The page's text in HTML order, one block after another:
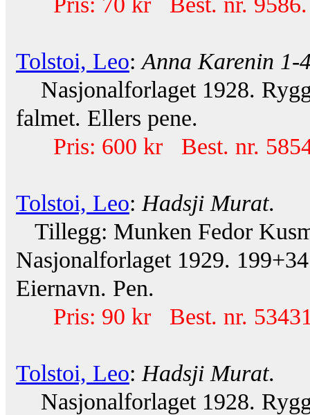
Tolstoi, Leo:Anna Karenin 1-
Nasjonalforlaget 1928.
falmet. Ellers pene.
Pris: 600 kr Best. nr.
Tolstoi, Leo: Hadsji Murat.
Tillegg: Munken Fedor
Nasjonalforlaget 1929.
Eiernavn. Pen.
Pris: 90 kr Best. nr.
Tolstoi, Leo: Hadsji Murat.
Nasjonalforlaget 1928.